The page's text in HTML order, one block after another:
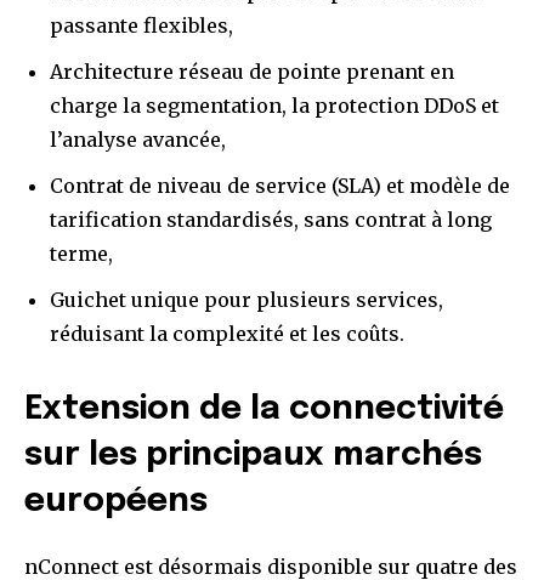
passante flexibles,
Architecture réseau de pointe prenant en
charge la segmentation, la protection DDoS et
l’analyse avancée,
Contrat de niveau de service (SLA) et modèle de
tarification standardisés, sans contrat à long
terme,
Guichet unique pour plusieurs services,
réduisant la complexité et les coûts.
Extension de la connectivité
sur les principaux marchés
européens
nConnect est désormais disponible sur quatre des